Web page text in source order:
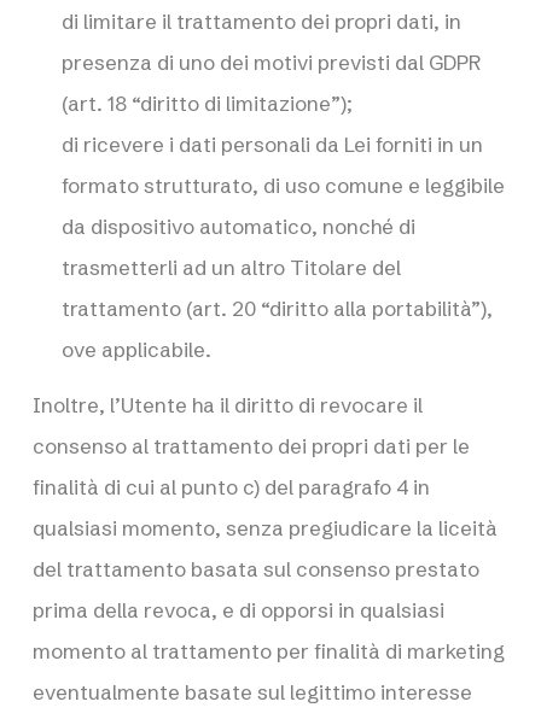
di limitare il trattamento dei propri dati, in
presenza di uno dei motivi previsti dal GDPR
(art. 18 “diritto di limitazione”);
di ricevere i dati personali da Lei forniti in un
formato strutturato, di uso comune e leggibile
da dispositivo automatico, nonché di
trasmetterli ad un altro Titolare del
trattamento (art. 20 “diritto alla portabilità”),
ove applicabile.
Inoltre, l’Utente ha il diritto di revocare il
consenso al trattamento dei propri dati per le
finalità di cui al punto c) del paragrafo 4 in
qualsiasi momento, senza pregiudicare la liceità
del trattamento basata sul consenso prestato
prima della revoca, e di opporsi in qualsiasi
momento al trattamento per finalità di marketing
eventualmente basate sul legittimo interesse